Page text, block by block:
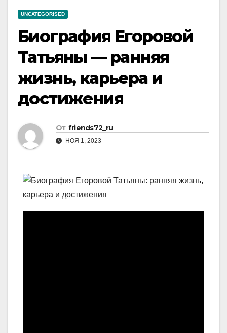
UNCATEGORISED
Биография Егоровой
Татьяны — ранняя
жизнь, карьера и
достижения
От friends72_ru
НОЯ 1, 2023